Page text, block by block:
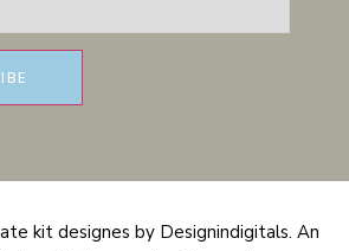
kit designes by Designindigitals. An